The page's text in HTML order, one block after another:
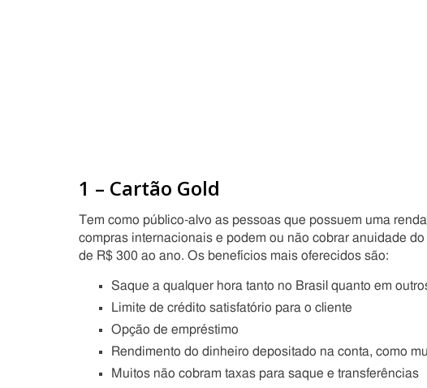
1 – Cartão Gold
Tem como público-alvo as pessoas que possuem uma
compras internacionais e podem ou não cobrar anuidade
de R$ 300 ao ano. Os benefícios mais oferecidos são:
Saque a qualquer hora tanto no Brasil quanto em
Limite de crédito satisfatório para o cliente
Opção de empréstimo
Rendimento do dinheiro depositado na conta, como
Muitos não cobram taxas para saque e transferências